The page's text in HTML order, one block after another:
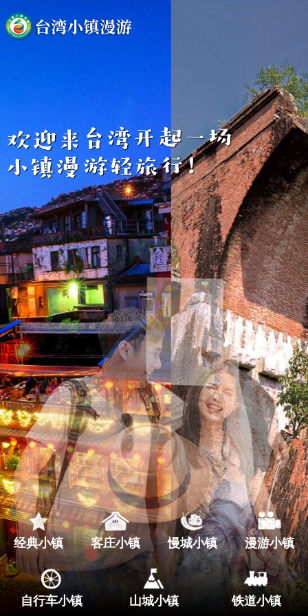
经典小镇 客庄小镇 慢城小镇 漫游小镇
自行车小镇 山城小镇 铁道小镇